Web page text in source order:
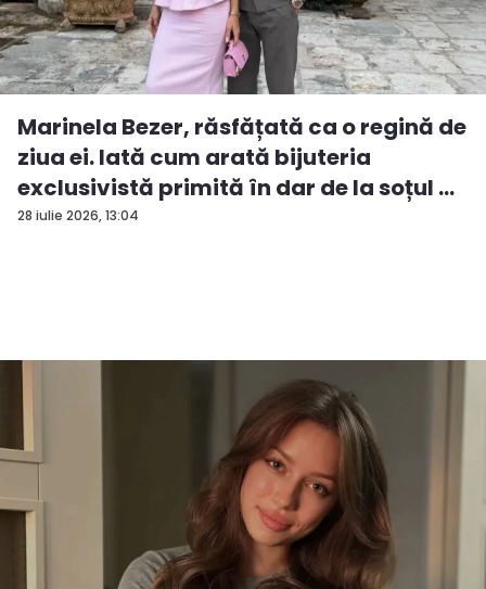
28 iulie 2026, 13:04
Marinela Bezer, răsfățată ca o regină de
ziua ei. Iată cum arată bijuteria
exclusivistă primită în dar de la soțul ...